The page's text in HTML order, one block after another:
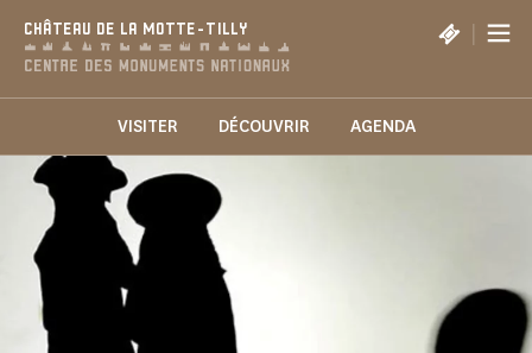
CHÂTEAU DE LA MOTTE-TILLY |
VISITER DÉCOUVRIR AGENDA